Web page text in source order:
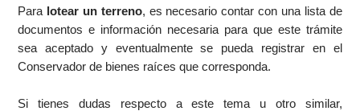
Para lotear un terreno, es necesario contar con una lista de
documentos e información necesaria para que este trámite
sea aceptado y eventualmente se pueda registrar en el
Conservador de bienes raíces que corresponda.
Si tienes dudas respecto a este tema u otro similar,